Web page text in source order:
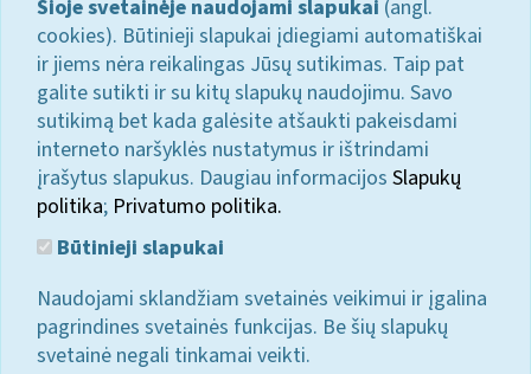
Šioje svetainėje naudojami slapukai (angl.
cookies). Būtinieji slapukai įdiegiami automatiškai
ir jiems nėra reikalingas Jūsų sutikimas. Taip pat
galite sutikti ir su kitų slapukų naudojimu. Savo
sutikimą bet kada galėsite atšaukti pakeisdami
interneto naršyklės nustatymus ir ištrindami
įrašytus slapukus. Daugiau informacijos Slapukų
politika; Privatumo politika.
Būtinieji slapukai
Naudojami sklandžiam svetainės veikimui ir įgalina
pagrindines svetainės funkcijas. Be šių slapukų
svetainė negali tinkamai veikti.